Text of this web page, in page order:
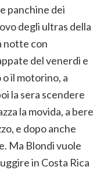
panchine dei
degli ultras della
notte con
del venerdì e
il motorino, a
la sera scendere
la movida, a bere
e dopo anche
Ma Blondi vuole
in Costa Rica